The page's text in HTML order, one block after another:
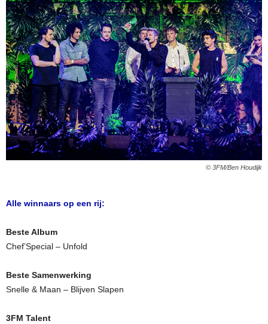
© 3FM/Ben Houdijk
Alle winnaars op een rij:
Beste Album
Chef’Special – Unfold
Beste Samenwerking
Snelle & Maan – Blijven Slapen
3FM Talent